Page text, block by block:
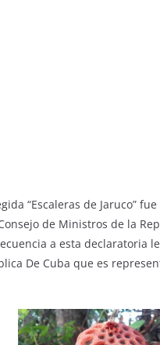
“Escaleras de Jaruco”
de Ministros de la
a esta declaratoria
De Cuba que es